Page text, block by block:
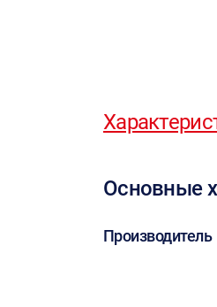
Основные
Производитель